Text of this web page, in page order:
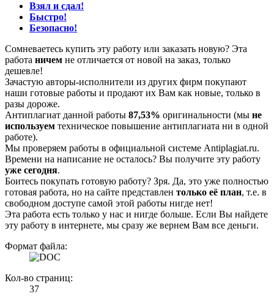
Взял и сдал!
Быстро!
Безопасно!
Сомневаетесь купить эту работу или заказать новую? Эта
работа ничем не отличается от новой на заказ, только
дешевле!
Зачастую авторы-исполнители из других фирм покупают
наши готовые работы и продают их Вам как новые, только в
разы дороже.
Антиплагиат данной работы 87,53% оригинальности (мы не
используем техническое повышение антиплагиата ни в одной
работе).
Мы проверяем работы в официальной системе Аntiplagiat.ru.
Времени на написание не осталось? Вы получите эту работу
уже сегодня.
Боитесь покупать готовую работу? Зря. Да, это уже полностью
готовая работа, но на сайте представлен только её план, т.е. в
свободном доступе самой этой работы нигде нет!
Эта работа есть только у нас и нигде больше. Если Вы найдете
эту работу в интернете, мы сразу же вернем Вам все деньги.
Формат файла:
Кол-во страниц:
37